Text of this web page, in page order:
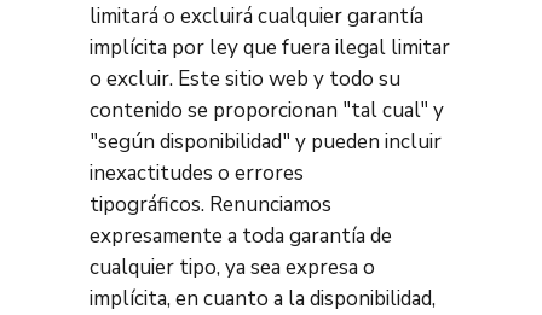
limitará o excluirá cualquier garantía
implícita por ley que fuera ilegal limitar
o excluir. Este sitio web y todo su
contenido se proporcionan "tal cual" y
"según disponibilidad" y pueden incluir
inexactitudes o errores
tipográficos. Renunciamos
expresamente a toda garantía de
cualquier tipo, ya sea expresa o
implícita, en cuanto a la disponibilidad,